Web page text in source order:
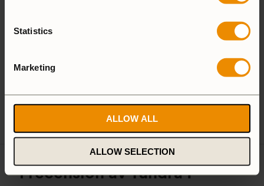
Statistics
Marketing
ALLOW ALL
ALLOW SELECTION
Spirit Burner Gas Burner
1 recension avTundra I